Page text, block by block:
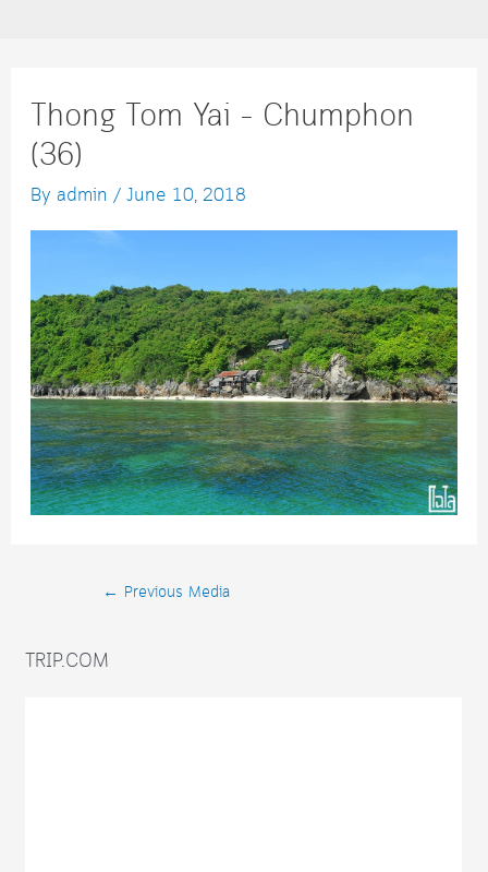
Thong Tom Yai – Chumphon
(36)
By admin / June 10, 2018
Post← Previous Media
TRIP.COM